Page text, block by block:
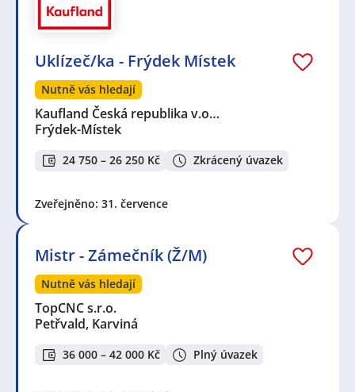
Uklízeč/ka - Frýdek Místek
Nutně vás hledají
Kaufland Česká republika v.o…
Frýdek-Místek
24 750 – 26 250 Kč Zkrácený úvazek
Zveřejněno: 31. července
Mistr - Zámečník (Ž/M)
Nutně vás hledají
TopCNC s.r.o.
Petřvald, Karviná
36 000 – 42 000 Kč Plný úvazek